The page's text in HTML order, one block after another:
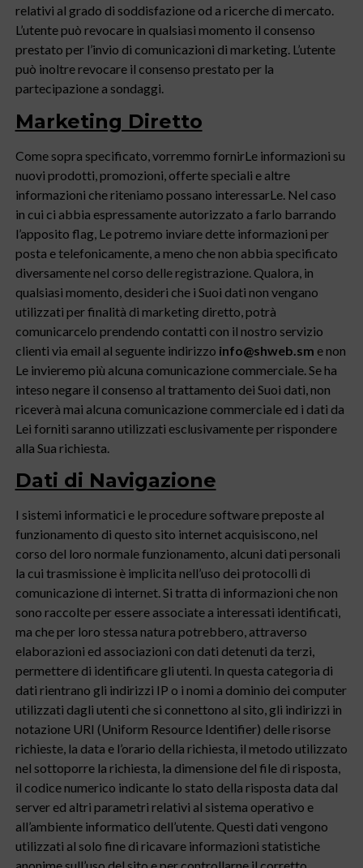
relativi al grado di soddisfazione od a ricerche di mercato.
L’utente può revocare in qualsiasi momento il consenso
prestato per l’invio di comunicazioni di marketing. L’utente
può inoltre revocare il consenso prestato per la
partecipazione a sondaggi.
Marketing Diretto
Come sopra specificato, vorremmo fornirLe informazioni su
nuovi prodotti, promozioni, offerte speciali e altre
informazioni che riteniamo possano interessarLe. Nel caso
in cui ci abbia espressamente autorizzato a farlo barrando
l’apposito flag, Le potremo inviare dette informazioni per
posta e telefonicamente, a meno che non abbia specificato
diversamente nel corso delle registrazione. Qualora, in
qualsiasi momento, desideri che i Suoi dati non vengano
utilizzati per finalità di marketing diretto, potrà
comunicarcelo prendendo contatti con il nostro servizio
clienti via email al seguente indirizzo info@shweb.sm e non
Le invieremo più alcuna comunicazione commerciale. Se ha
inteso negare il consenso al trattamento dei Suoi dati, non
riceverà mai alcuna comunicazione commerciale ed i dati da
Lei forniti saranno utilizzati esclusivamente per rispondere
alla Sua richiesta.
Dati di Navigazione
I sistemi informatici e le procedure software preposte al
funzionamento di questo sito internet acquisiscono, nel
corso del loro normale funzionamento, alcuni dati personali
la cui trasmissione è implicita nell’uso dei protocolli di
comunicazione di internet. Si tratta di informazioni che non
sono raccolte per essere associate a interessati identificati,
ma che per loro stessa natura potrebbero, attraverso
elaborazioni ed associazioni con dati detenuti da terzi,
permettere di identificare gli utenti. In questa categoria di
dati rientrano gli indirizzi IP o i nomi a dominio dei computer
utilizzati dagli utenti che si connettono al sito, gli indirizzi in
notazione URI (Uniform Resource Identifier) delle risorse
richieste, la data e l’orario della richiesta, il metodo utilizzato
nel sottoporre la richiesta, la dimensione del file di risposta,
il codice numerico indicante lo stato della risposta data dal
server ed altri parametri relativi al sistema operativo e
all’ambiente informatico dell’utente. Questi dati vengono
utilizzati al solo fine di ricavare informazioni statistiche